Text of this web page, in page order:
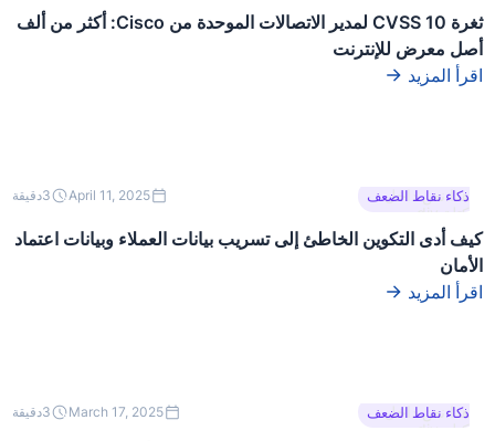
ثغرة CVSS 10 لمدير الاتصالات الموحدة من Cisco: أكثر من ألف
أصل معرض للإنترنت
اقرأ المزيد
هذا نص داخل
كتلة div.
ذكاء نقاط الضعف April 11, 2025
3دقيقة
كيف أدى التكوين الخاطئ إلى تسريب بيانات العملاء وبيانات اعتماد
الأمان
اقرأ المزيد
هذا نص داخل
كتلة div.
ذكاء نقاط الضعف March 17, 2025
3دقيقة